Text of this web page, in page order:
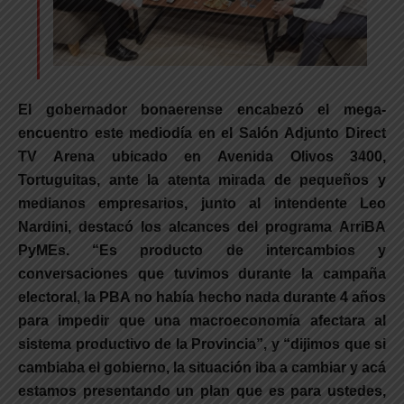
El gobernador bonaerense encabezó el mega-
encuentro este mediodía en el Salón Adjunto Direct
TV Arena ubicado en Avenida Olivos 3400,
Tortuguitas, ante la atenta mirada de pequeños y
medianos empresarios, junto al intendente Leo
Nardini, destacó los alcances del programa ArriBA
PyMEs. “Es producto de intercambios y
conversaciones que tuvimos durante la campaña
electoral, la PBA no había hecho nada durante 4 años
para impedir que una macroeconomía afectara al
sistema productivo de la Provincia”, y “dijimos que si
cambiaba el gobierno, la situación iba a cambiar y acá
estamos presentando un plan que es para ustedes,